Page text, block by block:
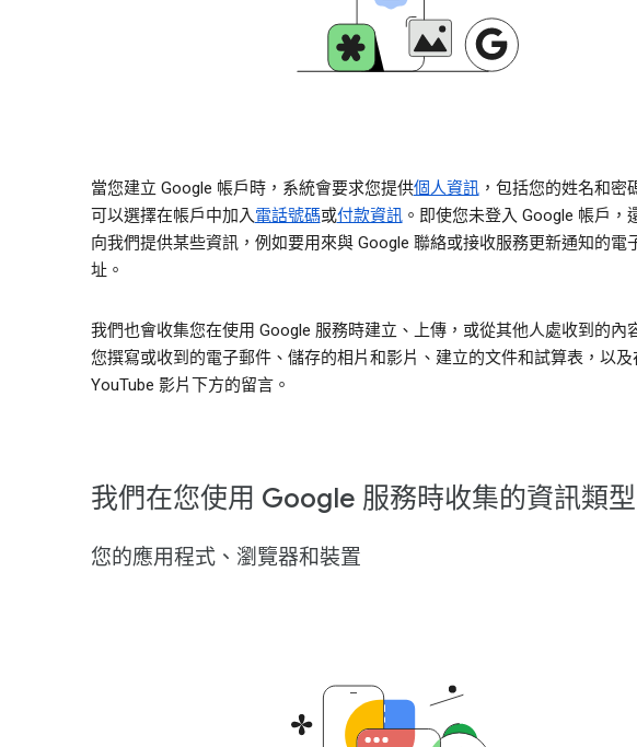
當您建立 Google 帳戶時，系統會要求您提供個人資訊 ，包括您的姓名和密
可以選擇在帳戶中加入 電話號碼或付款資訊 。即使您未登入 Google 帳戶，
向我們提供某些資訊，例如要用來與 Google 聯絡或接收服務更新通知的電
址。
我們也會收集您在使用 Google 服務時建立、上傳，或從其他人處收到的內
您撰寫或收到的電子郵件、儲存的相片和影片、建立的文件和試算表，以及
YouTube 影片下方的留言。
我們在您使用 Google 服務時收集的資訊類型
您的應用程式、瀏覽器和裝置